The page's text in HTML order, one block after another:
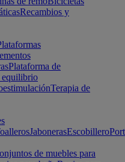
Recambios y
Plataforma de
equilibrio
Terapia de
JabonerasEscobillero
de muebles para